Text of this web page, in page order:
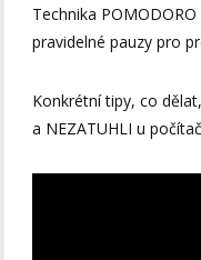
Technika
pravidelné pauzy pro
Konkrétní tipy, co
a NEZATUHLI u